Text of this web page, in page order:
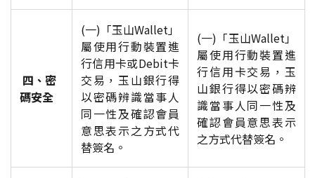
四、密
碼安全
(一)「玉山Wallet」
屬使用行動裝置進
行信用卡或Debit卡
交易，玉山銀行得
以密碼辨識當事人
同一性及確認會員
意思表示之方式代
替簽名。
(一)「玉山Wallet」
屬使用行動裝置進
行信用卡交易，玉
山銀行得以密碼辨
識當事人同一性及
確認會員意思表示
之方式代替簽名。